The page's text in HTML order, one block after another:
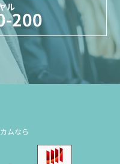
ル
200
ムなら